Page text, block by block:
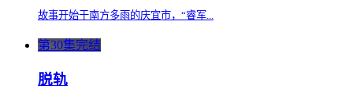
故事开始于南方多雨的庆宜市，“睿军...
第30集完结
脱轨